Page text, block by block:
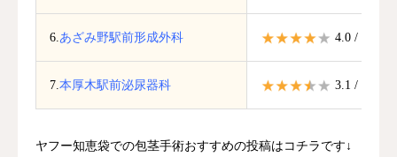
6. あざみ野駅前形成外科 4.0 / 5.0（
7. 本厚木駅前泌尿器科 3.1 / 5.0（
ヤフー知恵袋での包茎手術おすすめの投稿はコチラです↓